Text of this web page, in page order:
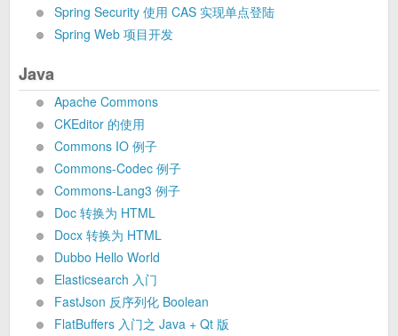
Spring Security 使用 CAS 实现单点登陆
Spring Web 项目开发
Java
Apache Commons
CKEditor 的使用
Commons IO 例子
Commons-Codec 例子
Commons-Lang3 例子
Doc 转换为 HTML
Docx 转换为 HTML
Dubbo Hello World
Elasticsearch 入门
FastJson 反序列化 Boolean
FlatBuffers 入门之 Java + Qt 版